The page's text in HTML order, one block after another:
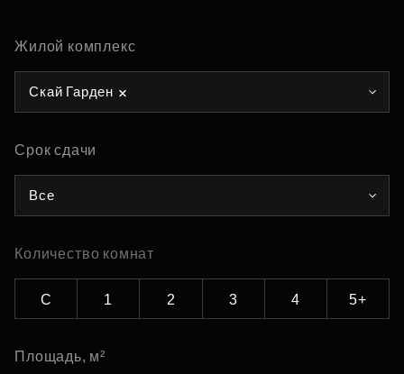
Жилой комплекс
Скай Гарден
Срок сдачи
Все
Количество комнат
С 1 2 3 4 5+
Площадь, м²